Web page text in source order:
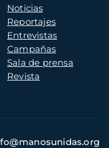
Noticias
Reportajes
Entrevistas
Campañas
Sala de prensa
Revista